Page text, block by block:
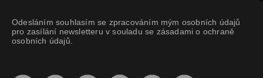
Odesláním souhlasím se zpracováním mým osobních údajů
pro zasílání newsletteru v souladu se zásadami o ochraně
osobních údajů.